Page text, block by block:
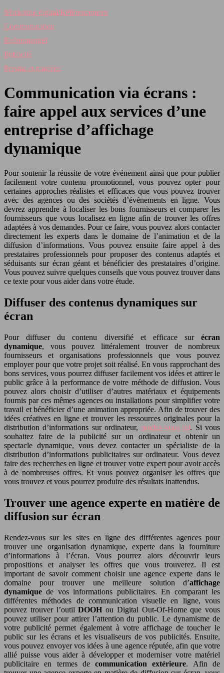
Marketing digital/Référencement
Communication
Evènementiel
Publicité
Prestas et matériel
Communication via écrans :
faire appel aux services d’une
entreprise d’affichage
dynamique
Pour soutenir la réussite de votre événement ainsi que pour publier
facilement votre contenu promotionnel, vous pouvez opter pour
certaines approches réalistes et efficaces que vous pouvez trouver
avec des agences ou des sociétés d’événements en ligne. Vous
devrez apprendre à localiser les bons fournisseurs et comparer les
fournisseurs que vous localisez en ligne afin de trouver les offres
adaptées à vos demandes. Pour ce faire, vous pouvez alors contacter
directement les experts dans le domaine de l’animation et de la
diffusion d’informations. Vous pouvez ensuite faire appel à des
prestataires professionnels pour proposer des contenus adaptés et
séduisants sur écran géant et bénéficier des prestataires d’origine.
Vous pouvez suivre quelques conseils que vous pouvez trouver dans
ce texte pour vous aider dans votre étude.
Diffuser des contenus dynamiques sur
écran
Pour diffuser du contenu diversifié et efficace sur écran
dynamique, vous pouvez littéralement trouver de nombreux
fournisseurs et organisations professionnels que vous pouvez
employer pour que votre projet soit réalisé. En vous rapprochant des
bons services, vous pourrez diffuser facilement vos idées et attirer le
public grâce à la performance de votre méthode de diffusion. Vous
pouvez alors choisir d’utiliser d’autres matériaux et équipements
fournis par ces mêmes agences ou installations pour simplifier votre
travail et bénéficier d’une animation appropriée. Afin de trouver des
idées créatives en ligne et trouver les ressources originales pour la
distribution d’informations sur ordinateur, rendez-vous ici. Si vous
souhaitez faire de la publicité sur un ordinateur et obtenir un
spectacle dynamique, vous devez contacter un spécialiste de la
distribution d’informations publicitaires sur ordinateur. Vous devez
faire des recherches en ligne et trouver votre expert pour avoir accès
à de nombreuses offres. Et vous pouvez organiser les offres que
vous trouvez et vous pourrez produire des résultats inattendus.
Trouver une agence experte en matière de
diffusion sur écran
Rendez-vous sur les sites en ligne des différentes agences pour
trouver une organisation dynamique, experte dans la fourniture
d’informations à l’écran. Vous pourrez alors découvrir leurs
propositions et analyser les offres que vous trouverez. Il est
important de savoir comment choisir une agence experte dans le
domaine pour trouver une meilleure solution d’affichage
dynamique de vos informations publicitaires. En comparant les
différentes méthodes de communication visuelle en ligne, vous
pouvez trouver l’outilDOOH ou Digital Out-Of-Home que vous
pouvez utiliser pour attirer l’attention du public. Le dynamisme de
votre publicité permet également à votre affichage de toucher le
public sur les écrans et les visualiseurs de vos publicités. Ensuite,
vous pouvez envoyer vos idées à une agence réputée, afin que votre
allié puisse vous aider à développer et moderniser votre matériel
publicitaire en termes decommunication extérieure. Afin de